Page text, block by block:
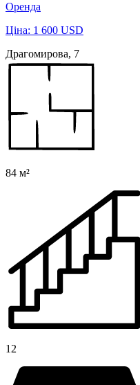
Оренда
Ціна: 1 600 USD
Драгомирова, 7
84 м²
12